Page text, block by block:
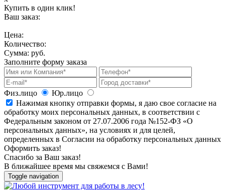
Купить в один клик!
Ваш заказ:
Цена:
Количество:
Сумма: руб.
Заполните форму заказа
Физ.лицо
Юр.лицо
Нажимая кнопку отправки формы, я даю свое согласие на
обработку моих персональных данных, в соответствии с
Федеральным законом от 27.07.2006 года №152-ФЗ «О
персональных данных», на условиях и для целей,
определенных в Согласии на обработку персональных данных
Оформить заказ!
Спасибо за Ваш заказ!
В ближайшее время мы свяжемся с Вами!
Toggle navigation